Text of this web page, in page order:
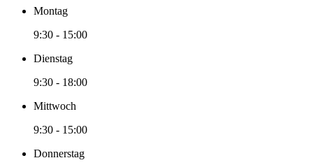
Montag
9:30 - 15:00
Dienstag
9:30 - 18:00
Mittwoch
9:30 - 15:00
Donnerstag